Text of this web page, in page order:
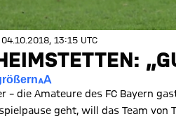
04.10.2018, 13:15 UTC
die Amateure des FC Bayern
geht, will das Team von